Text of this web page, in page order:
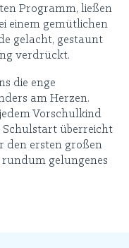
Programm, ließen
einem gemütlichen
gelacht, gestaunt
verdrückt.
die enge
am Herzen.
Vorschulkind
Schulstart überreicht
den ersten großen
rundum gelungenes